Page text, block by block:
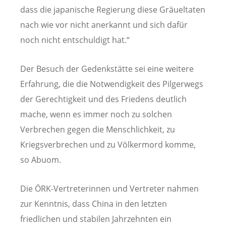
dass die japanische Regierung diese Gräueltaten
nach wie vor nicht anerkannt und sich dafür
noch nicht entschuldigt hat.“
Der Besuch der Gedenkstätte sei eine weitere
Erfahrung, die die Notwendigkeit des Pilgerwegs
der Gerechtigkeit und des Friedens deutlich
mache, wenn es immer noch zu solchen
Verbrechen gegen die Menschlichkeit, zu
Kriegsverbrechen und zu Völkermord komme,
so Abuom.
Die ÖRK-Vertreterinnen und Vertreter nahmen
zur Kenntnis, dass China in den letzten
friedlichen und stabilen Jahrzehnten ein